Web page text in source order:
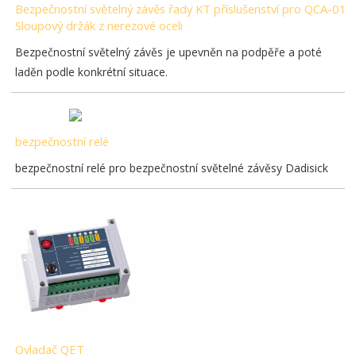
Bezpečnostní světelný závěs řady KT příslušenství pro QCA-01
Sloupový držák z nerezové oceli
Bezpečnostní světelný závěs je upevněn na podpěře a poté
laděn podle konkrétní situace.
bezpečnostní relé
bezpečnostní relé pro bezpečnostní světelné závěsy Dadisick
Ovladač QET